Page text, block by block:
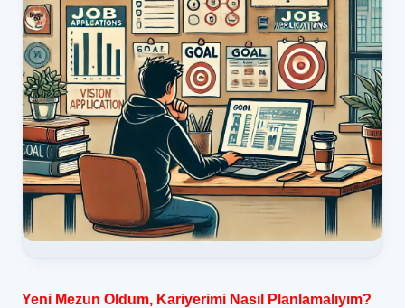
Yeni Mezun Oldum, Kariyerimi Nasıl Planlamalıyım?